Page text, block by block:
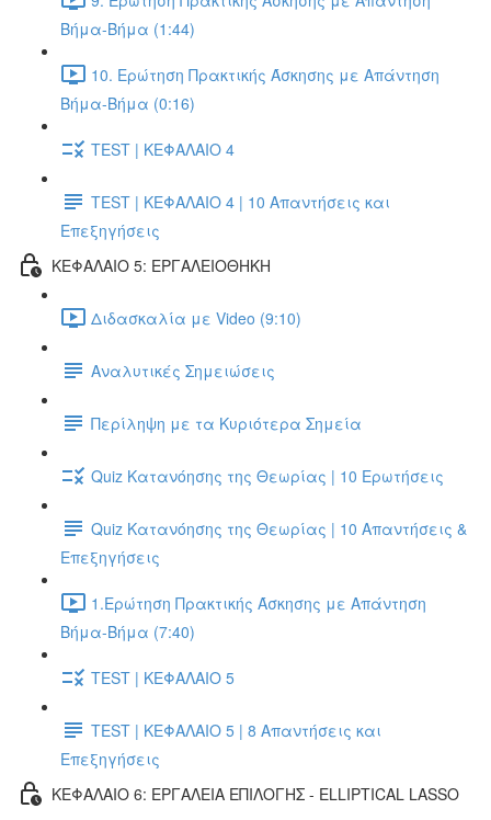
Βήμα-Βήμα (1:44)
10. Ερώτηση Πρακτικής Άσκησης με Απάντηση
Βήμα-Βήμα (0:16)
TEST | ΚΕΦΑΛΑΙΟ 4
TEST | ΚΕΦΑΛΑΙΟ 4 | 10 Απαντήσεις και
Επεξηγήσεις
ΚΕΦΑΛΑΙΟ 5: ΕΡΓΑΛΕΙΟΘΗΚΗ
Διδασκαλία με Video (9:10)
Αναλυτικές Σημειώσεις
Περίληψη με τα Κυριότερα Σημεία
Quiz Κατανόησης της Θεωρίας | 10 Ερωτήσεις
Quiz Κατανόησης της Θεωρίας | 10 Απαντήσεις &
Επεξηγήσεις
1.Ερώτηση Πρακτικής Άσκησης με Απάντηση
Βήμα-Βήμα (7:40)
TEST | ΚΕΦΑΛΑΙΟ 5
TEST | ΚΕΦΑΛΑΙΟ 5 | 8 Απαντήσεις και
Επεξηγήσεις
ΚΕΦΑΛΑΙΟ 6: ΕΡΓΑΛΕΙΑ ΕΠΙΛΟΓΗΣ - ELLIPTICAL LASSO